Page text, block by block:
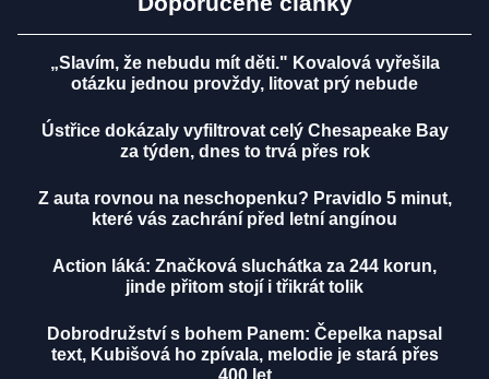
„Slavím, že nebudu mít děti." Kovalová vyřešila
otázku jednou provždy, litovat prý nebude
Ústřice dokázaly vyfiltrovat celý Chesapeake Bay
za týden, dnes to trvá přes rok
Z auta rovnou na neschopenku? Pravidlo 5 minut,
které vás zachrání před letní angínou
Action láká: Značková sluchátka za 244 korun,
jinde přitom stojí i třikrát tolik
Dobrodružství s bohem Panem: Čepelka napsal
text, Kubišová ho zpívala, melodie je stará přes